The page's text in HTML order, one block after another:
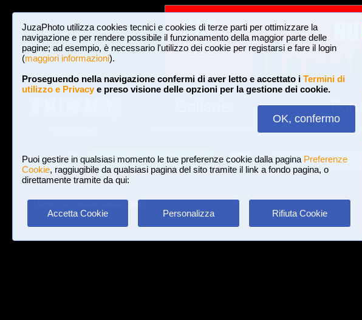
JuzaPhoto utilizza cookies tecnici e cookies di terze parti per ottimizzare la
navigazione e per rendere possibile il funzionamento della maggior parte delle
pagine; ad esempio, è necessario l'utilizzo dei cookie per registarsi e fare il login
(maggiori informazioni).
Proseguendo nella navigazione confermi di aver letto e accettato i Termini di
utilizzo e Privacye preso visione delle opzioni per la gestione dei cookie.
OK, confermo
Puoi gestire in qualsiasi momento le tue preferenze cookie dalla pagina Preferenze
Cookie, raggiugibile da qualsiasi pagina del sito tramite il link a fondo pagina, o
direttamente tramite da qui:
Accetta Cookie Personalizza Rifiuta Cookie
FORUM DI
Login Iscriviti a JuzaPhoto! A A ?AIUTO
Utente Cancellato/Deleted User.